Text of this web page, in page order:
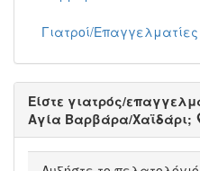
Γιατροί/
Είστε γιατρός/
Αγία Βαρβάρα/Χαϊδάρι;